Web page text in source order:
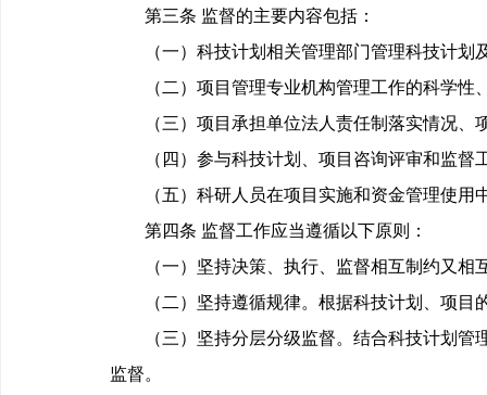
第三条 监督的主要内容包括：
（一）科技计划相关管理部门管理科技计划
（二）项目管理专业机构管理工作的科学性
（三）项目承担单位法人责任制落实情况、
（四）参与科技计划、项目咨询评审和监督
（五）科研人员在项目实施和资金管理使用
第四条 监督工作应当遵循以下原则：
（一）坚持决策、执行、监督相互制约又相互
（二）坚持遵循规律。根据科技计划、项目的
（三）坚持分层分级监督。结合科技计划管理
监督。